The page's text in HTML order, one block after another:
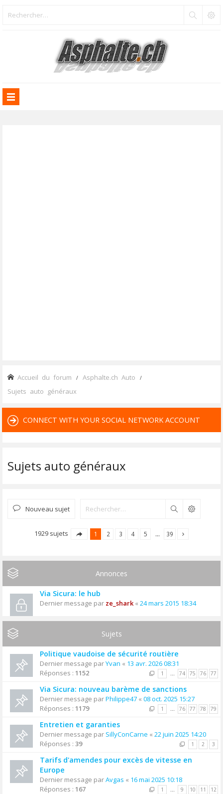
Accueil du forum Asphalte.ch Auto
Sujets auto généraux
CONNECT WITH YOUR SOCIAL NETWORK ACCOUNT
Sujets auto généraux
Nouveau sujet Rechercher
1929 sujets 1 2 3 4 5 … 39
Annonces
Via Sicura: le hub
Dernier message par ze_shark« 24 mars 2015 18:34
Sujets
Politique vaudoise de sécurité routière
Dernier message parYvan « 13 avr. 2026 08:31
Réponses : 1152 1 … 74 75 76 77
Via Sicura: nouveau barème de sanctions
Dernier message parPhilippe47 « 08 oct. 2025 15:27
Réponses : 1179 1 … 76 77 78 79
Entretien et garanties
Dernier message par SillyConCarne « 22 juin 2025 14:20
Réponses : 39 1 2 3
Tarifs d'amendes pour excès de vitesse en
Europe
Dernier message parAvgas « 16 mai 2025 10:18
Réponses : 167 1 … 9 10 11 12